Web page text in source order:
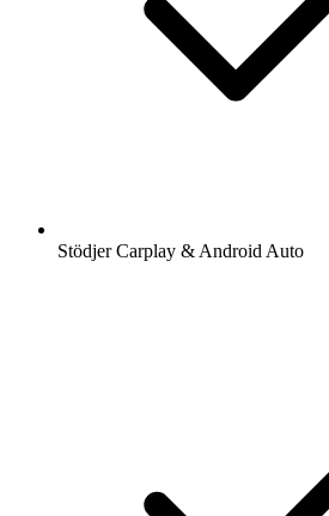
Stödjer Carplay & Android Auto